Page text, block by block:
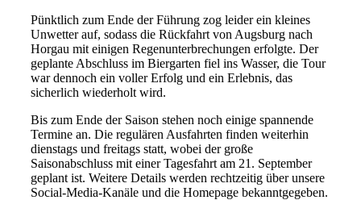
Pünktlich zum Ende der Führung zog leider ein kleines
Unwetter auf, sodass die Rückfahrt von Augsburg nach
Horgau mit einigen Regenunterbrechungen erfolgte. Der
geplante Abschluss im Biergarten fiel ins Wasser, die Tour
war dennoch ein voller Erfolg und ein Erlebnis, das
sicherlich wiederholt wird.
Bis zum Ende der Saison stehen noch einige spannende
Termine an. Die regulären Ausfahrten finden weiterhin
dienstags und freitags statt, wobei der große
Saisonabschluss mit einer Tagesfahrt am 21. September
geplant ist. Weitere Details werden rechtzeitig über unsere
Social-Media-Kanäle und die Homepage bekanntgegeben.